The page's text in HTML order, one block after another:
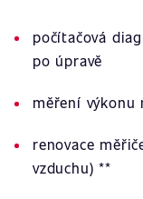
počítačová
po úpravě
měření výkonu
renovace
vzduchu) **